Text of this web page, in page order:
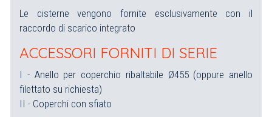
Le cisterne vengono fornite esclusivamente con il
raccordo di scarico integrato
ACCESSORI FORNITI DI SERIE
I - Anello per coperchio ribaltabile Ø455 (oppure anello
filettato su richiesta)
II - Coperchi con sfiato